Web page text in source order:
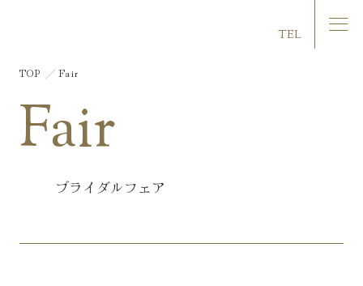
TEL
Fair
ブライダルフェア
TOP Fair